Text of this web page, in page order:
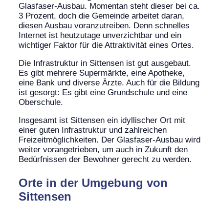
Glasfaser-Ausbau. Momentan steht dieser bei ca.
3 Prozent, doch die Gemeinde arbeitet daran,
diesen Ausbau voranzutreiben. Denn schnelles
Internet ist heutzutage unverzichtbar und ein
wichtiger Faktor für die Attraktivität eines Ortes.
Die Infrastruktur in Sittensen ist gut ausgebaut.
Es gibt mehrere Supermärkte, eine Apotheke,
eine Bank und diverse Ärzte. Auch für die Bildung
ist gesorgt: Es gibt eine Grundschule und eine
Oberschule.
Insgesamt ist Sittensen ein idyllischer Ort mit
einer guten Infrastruktur und zahlreichen
Freizeitmöglichkeiten. Der Glasfaser-Ausbau wird
weiter vorangetrieben, um auch in Zukunft den
Bedürfnissen der Bewohner gerecht zu werden.
Orte in der Umgebung von
Sittensen